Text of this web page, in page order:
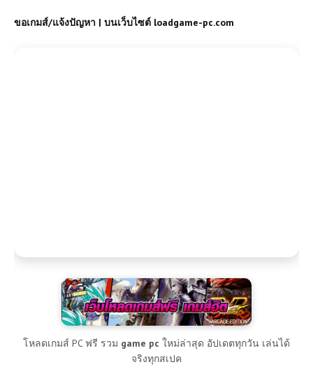
ขอเกมส์/แจ้งปัญหา | บนเว็บไซต์ loadgame-pc.com
โหลดเกมส์ PC ฟรี รวม game pc ใหม่ล่าสุด อัปเดตทุกวัน เล่นได้
จริงทุกสเปค